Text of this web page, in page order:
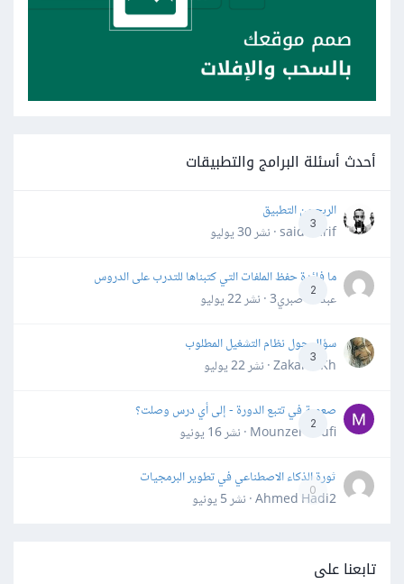
أحدث أسئلة البرامج والتطبيقات
3
الربح من التطبيق
said darif · نشر
30 يوليو
2
ما فائدة حفظ الملفات التي كتبناها للتدرب على الدروس
عبدالله صبري3 · نشر
22 يوليو
3
سؤال حول نظام التشغيل المطلوب
Zakaria Kh · نشر
22 يوليو
2
صعوبة في تتبع الدورة - إلى أي درس وصلت؟
Mounzer Soufi · نشر
16 يونيو
0
ثورة الذكاء الاصطناعي في تطوير البرمجيات
Ahmed Hadi2 · نشر
5 يونيو
تابعنا على